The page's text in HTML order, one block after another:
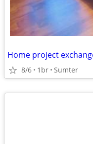
8/6 1br Sumter